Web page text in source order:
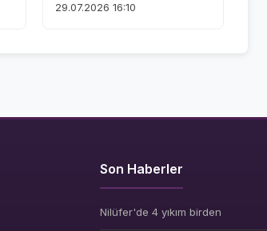
29.07.2026 16:10
Son Haberler
Nilüfer'de 4 yıkım birden